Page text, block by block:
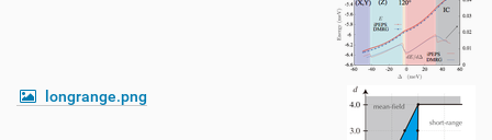
longrange.png